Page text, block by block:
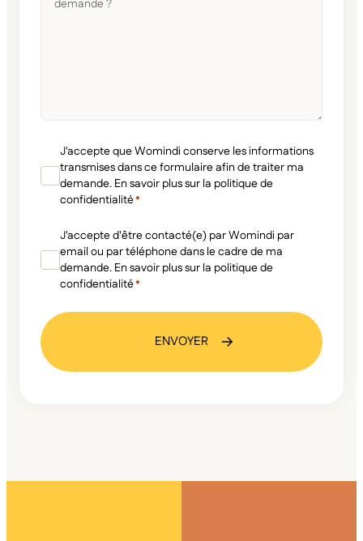
RGPD
*
J'accepte que Womindi conserve les informations
transmises dans ce formulaire afin de traiter ma
demande. En savoir plus sur la politique de
confidentialité*
RGPD
*
J'accepte d'être contacté(e) par Womindi par
email ou par téléphone dans le cadre de ma
demande. En savoir plus sur la politique de
confidentialité*